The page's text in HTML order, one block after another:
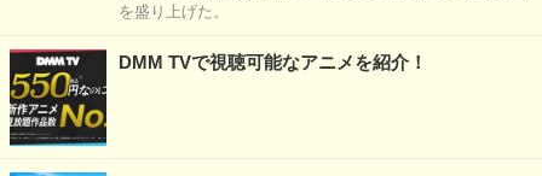
を盛り上げた。
DMM TVで視聴可能なアニメを紹介！